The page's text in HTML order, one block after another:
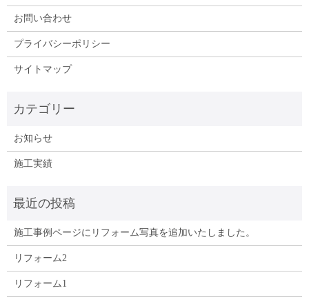
お問い合わせ
プライバシーポリシー
サイトマップ
お知らせ
施工実績
施工事例ページにリフォーム写真を追加いたしました。
リフォーム2
リフォーム1